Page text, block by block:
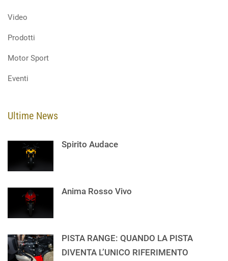
Video
Prodotti
Motor Sport
Eventi
Ultime News
Spirito Audace
Anima Rosso Vivo
PISTA RANGE: QUANDO LA PISTA
DIVENTA L’UNICO RIFERIMENTO